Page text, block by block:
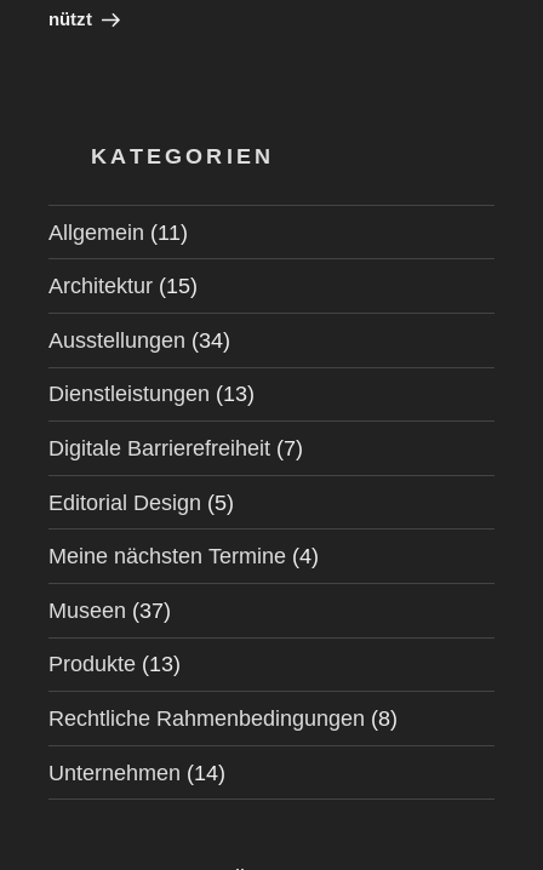
nützt
KATEGORIEN
Allgemein (11)
Architektur (15)
Ausstellungen (34)
Dienstleistungen (13)
Digitale Barrierefreiheit (7)
Editorial Design (5)
Meine nächsten Termine (4)
Museen (37)
Produkte (13)
Rechtliche Rahmenbedingungen (8)
Unternehmen (14)